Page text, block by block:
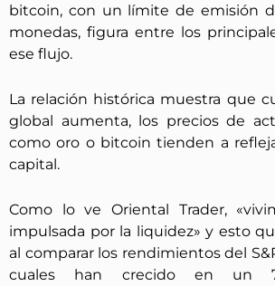
bitcoin, con un límite de emisión
monedas, figura entre los
ese flujo.
La relación histórica muestra que
global aumenta, los precios de
como oro o bitcoin tienden a
capital.
Como lo ve Oriental Trader,
impulsada por la liquidez» y esto
al comparar los rendimientos del
cuales han crecido en un